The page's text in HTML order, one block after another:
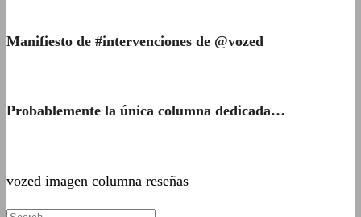
Manifiesto de #intervenciones de @vozed
Probablemente la única columna dedicada…
vozed imagen columna reseñas